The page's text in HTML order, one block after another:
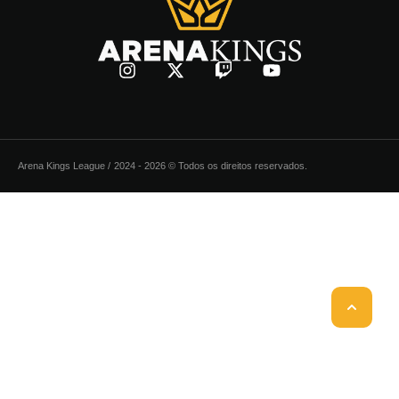
Arena Kings League / 2024 - 2026 © Todos os direitos reservados.